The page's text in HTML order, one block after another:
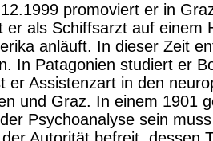
promoviert er in
er als Schiffsarzt auf einem
anläuft. In dieser Zeit
In Patagonien studiert er
er Assistenzart in den
und Graz. In einem 1901
Psychoanalyse sein